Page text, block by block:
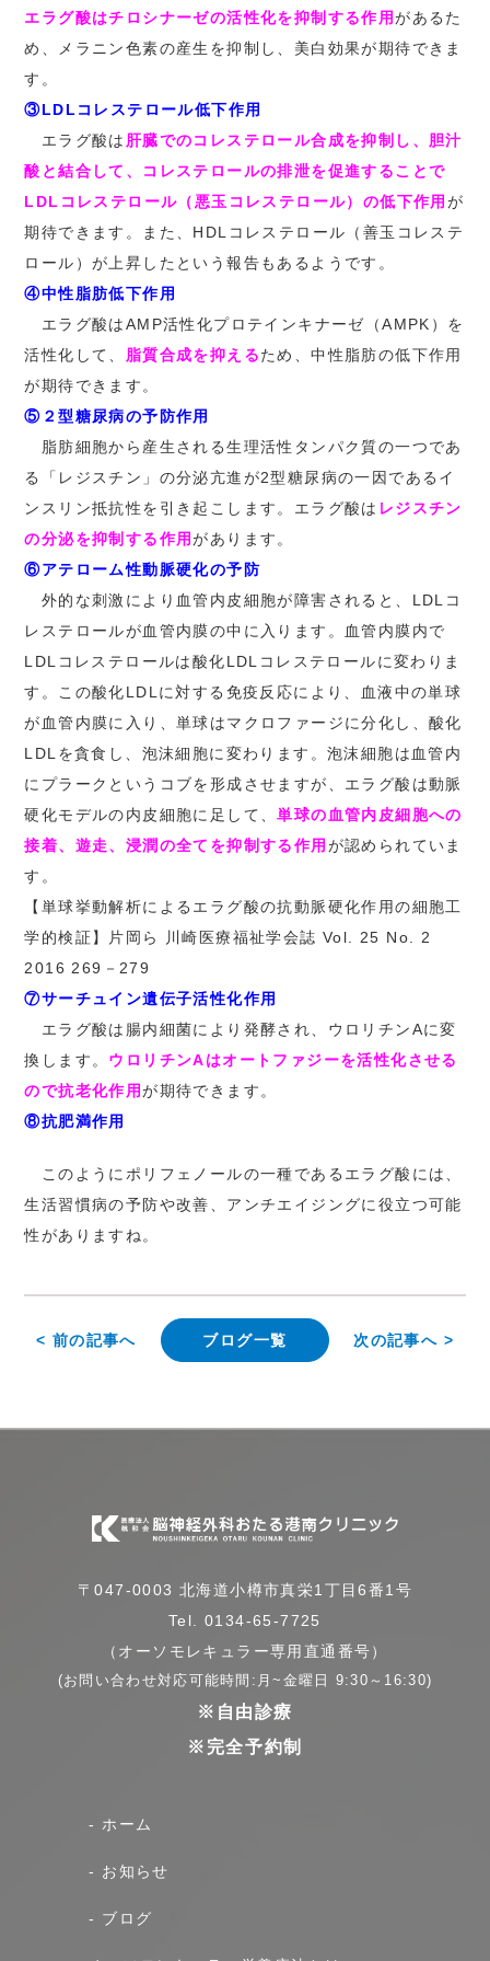
エラグ酸はチロシナーゼの活性化を抑制する作用があるた
め、メラニン色素の産生を抑制し、美白効果が期待できま
す。
③LDLコレステロール低下作用
エラグ酸は 肝臓でのコレステロール合成を抑制し、胆汁
酸と結合して、コレステロールの排泄を促進することで
LDLコレステロール（悪玉コレステロール）の低下作用 が
期待できます。また、HDLコレステロール（善玉コレステ
ロール）が上昇したという報告もあるようです。
④中性脂肪低下作用
エラグ酸はAMP活性化プロテインキナーゼ（AMPK）を
活性化して、 脂質合成を抑えるため、中性脂肪の低下作用
が期待できます。
⑤２型糖尿病の予防作用
脂肪細胞から産生される生理活性タンパク質の一つであ
る「レジスチン」の分泌亢進が2型糖尿病の一因であるイ
ンスリン抵抗性を引き起こします。エラグ酸は レジスチン
の分泌を抑制する作用があります。
⑥アテローム性動脈硬化の予防
外的な刺激により血管内皮細胞が障害されると、LDLコ
レステロールが血管内膜の中に入ります。血管内膜内で
LDLコレステロールは酸化LDLコレステロールに変わりま
す。この酸化LDLに対する免疫反応により、血液中の単球
が血管内膜に入り、単球はマクロファージに分化し、酸化
LDLを貪食し、泡沫細胞に変わります。泡沫細胞は血管内
にプラークというコブを形成させますが、エラグ酸は動脈
硬化モデルの内皮細胞に足して、単球の血管内皮細胞への
接着、遊走、浸潤の全てを抑制する作用 が認められていま
す。
【単球挙動解析によるエラグ酸の抗動脈硬化作用の細胞工
学的検証】片岡ら 川崎医療福祉学会誌 Vol. 25 No. 2
2016 269－279
⑦サーチュイン遺伝子活性化作用
エラグ酸は腸内細菌により発酵され、ウロリチンAに変
換します。 ウロリチンAはオートファジーを活性化させる
ので抗老化作用が期待できます。
⑧抗肥満作用
このようにポリフェノールの一種であるエラグ酸には、
生活習慣病の予防や改善、アンチエイジングに役立つ可能
性がありますね。
< 前の記事へ ブログ一覧 次の記事へ >
〒047-0003 北海道小樽市真栄1丁目6番1号
Tel. 0134-65-7725
（オーソモレキュラー専用直通番号）
(お問い合わせ対応可能時間:月~金曜日 9:30～16:30)
※自由診療
※完全予約制
- ホーム
- お知らせ
- ブログ